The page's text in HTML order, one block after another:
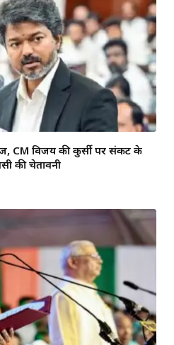
CM विजय की कुर्सी पर संकट के
की चेतावनी